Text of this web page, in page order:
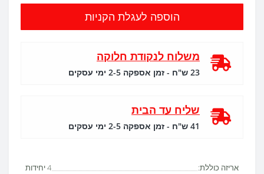
אריזה כוללת:
4 יחידות
הוספה לעגלת הקניות
משלוח לנקודת חלוקה
23 ש"ח - זמן אספקה 2-5 ימי עסקים
שליח עד הבית
41 ש"ח - זמן אספקה 2-5 ימי עסקים